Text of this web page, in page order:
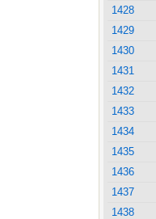
1428
1429
1430
1431
1432
1433
1434
1435
1436
1437
1438